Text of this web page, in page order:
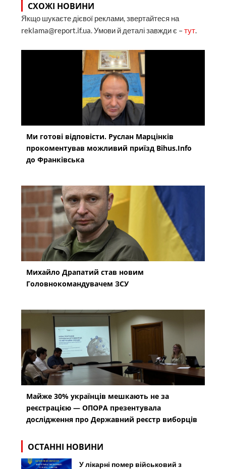
СХОЖІ НОВИНИ
Якщо шукаєте дієвої реклами, звертайтеся на
reklama@report.if.ua. Умови й деталі завжди є –тут.
Ми готові відповісти. Руслан Марцінків
прокоментував можливий приїзд Bihus.Info
до Франківська
Михайло Драпатий став новим
Головнокомандувачем ЗСУ
Майже 30% українців мешкають не за
реєстрацією — ОПОРА презентувала
дослідження про Державний реєстр виборців
ОСТАННІ НОВИНИ
У лікарні помер військовий з